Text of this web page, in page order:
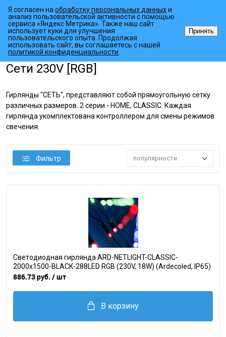
Главная страница • Каталог товаров • Светодиодный декор
Сети 230V [RGB]
Гирлянды "СЕТЬ", представляют собой прямоугольную сетку
различных размеров. 2 серии - HOME, CLASSIC. Каждая
гирлянда укомплектована контроллером для смены режимов
свечения.
Фильтр популярности
Светодиодная гирлянда ARD-NETLIGHT-CLASSIC-
2000x1500-BLACK-288LED RGB (230V, 18W) (Ardecoled, IP65)
886.73 руб. / шт
В корзину
Я согласен наобработку персональных данныхи
анализ пользовательской активности с помощью
сервиса «Яндекс Метрика». Также наш сайт
использует куки для улучшения
пользовательского опыта. Продолжая
использовать сайт, вы соглашаетесь с нашей
политикой конфиденциальности
Принять